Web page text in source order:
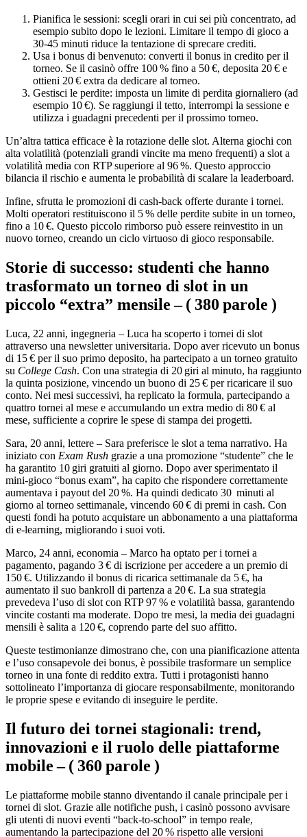
Pianifica le sessioni: scegli orari in cui sei più concentrato, ad
esempio subito dopo le lezioni. Limitare il tempo di gioco a
30‑45 minuti riduce la tentazione di sprecare crediti.
Usa i bonus di benvenuto: converti il bonus in credito per il
torneo. Se il casinò offre 100 % fino a 50 €, deposita 20 € e
ottieni 20 € extra da dedicare al torneo.
Gestisci le perdite: imposta un limite di perdita giornaliero (ad
esempio 10 €). Se raggiungi il tetto, interrompi la sessione e
utilizza i guadagni precedenti per il prossimo torneo.
Un’altra tattica efficace è la rotazione delle slot. Alterna giochi con
alta volatilità (potenziali grandi vincite ma meno frequenti) a slot a
volatilità media con RTP superiore al 96 %. Questo approccio
bilancia il rischio e aumenta le probabilità di scalare la leaderboard.
Infine, sfrutta le promozioni di cash‑back offerte durante i tornei.
Molti operatori restituiscono il 5 % delle perdite subite in un torneo,
fino a 10 €. Questo piccolo rimborso può essere reinvestito in un
nuovo torneo, creando un ciclo virtuoso di gioco responsabile.
Storie di successo: studenti che hanno
trasformato un torneo di slot in un
piccolo “extra” mensile – ( 380 parole )
Luca, 22 anni, ingegneria – Luca ha scoperto i tornei di slot
attraverso una newsletter universitaria. Dopo aver ricevuto un bonus
di 15 € per il suo primo deposito, ha partecipato a un torneo gratuito
su College Cash. Con una strategia di 20 giri al minuto, ha raggiunto
la quinta posizione, vincendo un buono di 25 € per ricaricare il suo
conto. Nei mesi successivi, ha replicato la formula, partecipando a
quattro tornei al mese e accumulando un extra medio di 80 € al
mese, sufficiente a coprire le spese di stampa dei progetti.
Sara, 20 anni, lettere – Sara preferisce le slot a tema narrativo. Ha
iniziato con Exam Rush grazie a una promozione “studente” che le
ha garantito 10 giri gratuiti al giorno. Dopo aver sperimentato il
mini‑gioco “bonus exam”, ha capito che rispondere correttamente
aumentava i payout del 20 %. Ha quindi dedicato 30 minuti al
giorno al torneo settimanale, vincendo 60 € di premi in cash. Con
questi fondi ha potuto acquistare un abbonamento a una piattaforma
di e‑learning, migliorando i suoi voti.
Marco, 24 anni, economia – Marco ha optato per i tornei a
pagamento, pagando 3 € di iscrizione per accedere a un premio di
150 €. Utilizzando il bonus di ricarica settimanale da 5 €, ha
aumentato il suo bankroll di partenza a 20 €. La sua strategia
prevedeva l’uso di slot con RTP 97 % e volatilità bassa, garantendo
vincite costanti ma moderate. Dopo tre mesi, la media dei guadagni
mensili è salita a 120 €, coprendo parte del suo affitto.
Queste testimonianze dimostrano che, con una pianificazione attenta
e l’uso consapevole dei bonus, è possibile trasformare un semplice
torneo in una fonte di reddito extra. Tutti i protagonisti hanno
sottolineato l’importanza di giocare responsabilmente, monitorando
le proprie spese e evitando di inseguire le perdite.
Il futuro dei tornei stagionali: trend,
innovazioni e il ruolo delle piattaforme
mobile – ( 360 parole )
Le piattaforme mobile stanno diventando il canale principale per i
tornei di slot. Grazie alle notifiche push, i casinò possono avvisare
gli utenti di nuovi eventi “back‑to‑school” in tempo reale,
aumentando la partecipazione del 20 % rispetto alle versioni